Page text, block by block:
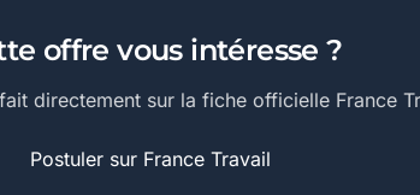
offre vous intéresse ?
directement sur la fiche officielle France
Postuler sur France Travail